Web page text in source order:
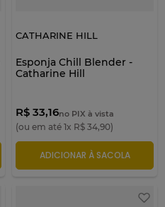
CATHARINE HILL
Esponja Chill Blender -
Catharine Hill
R$ 33,16no PIX à vista
(ou em até 1x R$ 34,90)
ADICIONAR À SACOLA